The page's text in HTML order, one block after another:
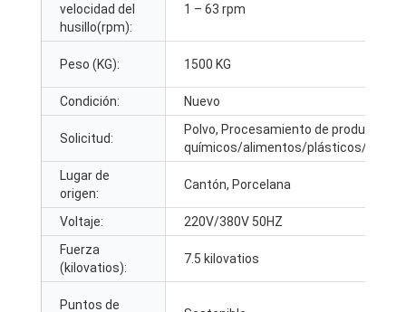
velocidad del
husillo(rpm):
1 – 63 rpm
Peso (KG): 1500 KG
Condición: Nuevo
Solicitud:
Polvo, Procesamiento de productos
químicos/alimentos/plásticos/
Lugar de
origen:
Cantón, Porcelana
Voltaje:
220V/380V 50HZ
Fuerza
(kilovatios):
7.5 kilovatios
Puntos de